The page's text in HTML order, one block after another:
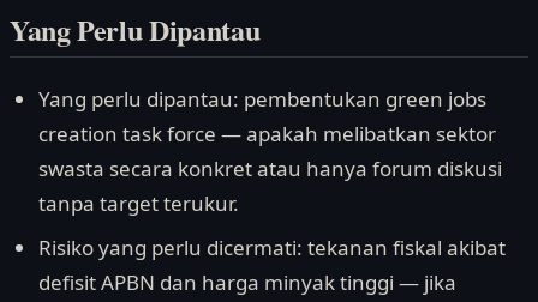
Yang Perlu Dipantau
Yang perlu dipantau: pembentukan green jobs
creation task force — apakah melibatkan sektor
swasta secara konkret atau hanya forum diskusi
tanpa target terukur.
Risiko yang perlu dicermati: tekanan fiskal akibat
defisit APBN dan harga minyak tinggi — jika